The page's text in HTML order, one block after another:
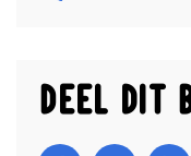
Deel dit